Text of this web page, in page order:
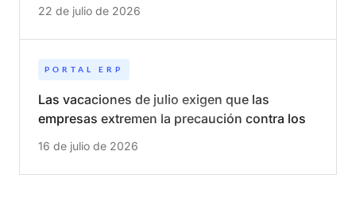
22 de julio de 2026
PORTAL ERP
Las vacaciones de julio exigen que las
empresas extremen la precaución contra los
ciberataques
16 de julio de 2026